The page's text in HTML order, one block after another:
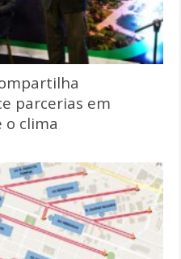
parcerias em
o clima